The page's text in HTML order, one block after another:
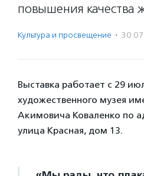
повышения качества
Культура и просвещение ·
Выставка работает с 29
художественного музея
Акимовича Коваленко по
улица Красная, дом 13.